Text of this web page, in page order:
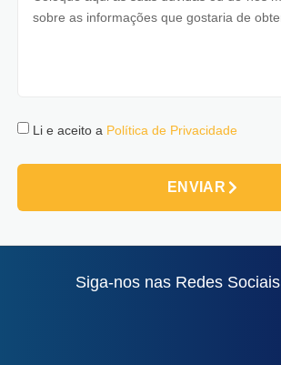
Li e aceito a Política de Privacidade
ENVIAR
Siga-nos nas Redes Sociais